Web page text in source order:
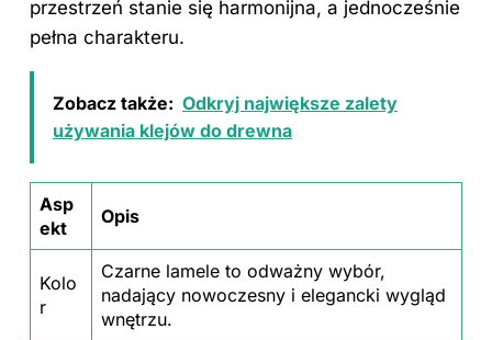
przestrzeń stanie się harmonijna, a jednocześnie
pełna charakteru.
Zobacz także: Odkryj największe zalety
używania klejów do drewna
Asp
ekt
Opis
Kolo
r
Czarne lamele to odważny wybór,
nadający nowoczesny i elegancki wygląd
wnętrzu.